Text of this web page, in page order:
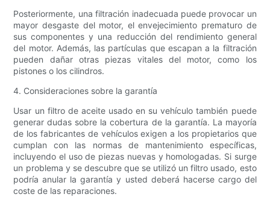
Posteriormente, una filtración inadecuada puede provocar un
mayor desgaste del motor, el envejecimiento prematuro de
sus componentes y una reducción del rendimiento general
del motor. Además, las partículas que escapan a la filtración
pueden dañar otras piezas vitales del motor, como los
pistones o los cilindros.
4. Consideraciones sobre la garantía
Usar un filtro de aceite usado en su vehículo también puede
generar dudas sobre la cobertura de la garantía. La mayoría
de los fabricantes de vehículos exigen a los propietarios que
cumplan con las normas de mantenimiento específicas,
incluyendo el uso de piezas nuevas y homologadas. Si surge
un problema y se descubre que se utilizó un filtro usado, esto
podría anular la garantía y usted deberá hacerse cargo del
coste de las reparaciones.